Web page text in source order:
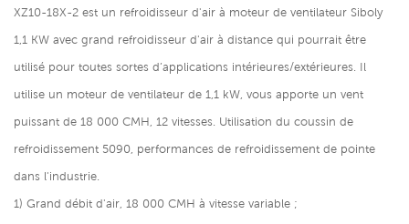
XZ10-18X-2 est un refroidisseur d'air à moteur de ventilateur Siboly
1,1 KW avec grand refroidisseur d'air à distance qui pourrait être
utilisé pour toutes sortes d’applications intérieures/extérieures. Il
utilise un moteur de ventilateur de 1,1 kW, vous apporte un vent
puissant de 18 000 CMH, 12 vitesses. Utilisation du coussin de
refroidissement 5090, performances de refroidissement de pointe
dans l'industrie.
1) Grand débit d'air, 18 000 CMH à vitesse variable ;